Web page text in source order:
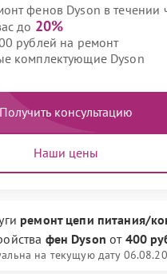
фенов Dyson в течении
до 20%
рублей на ремонт
комплектующие Dyson
Получить консультацию
Наши цены
ремонт цепи питания/
фен Dyson от 400
на текущую дату